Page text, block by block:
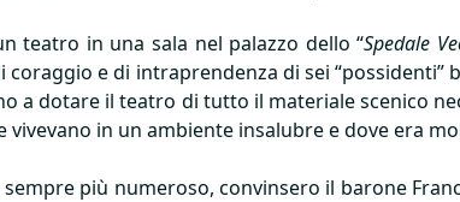
teatro in una sala nel palazzo dello “Spedale
e di intraprendenza di sei “possidenti”
dotare il teatro di tutto il materiale scenico
in un ambiente insalubre e dove era
più numeroso, convinsero il barone